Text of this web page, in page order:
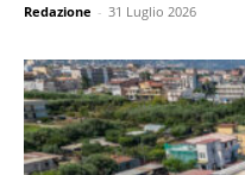
Redazione - 31 Luglio 2026